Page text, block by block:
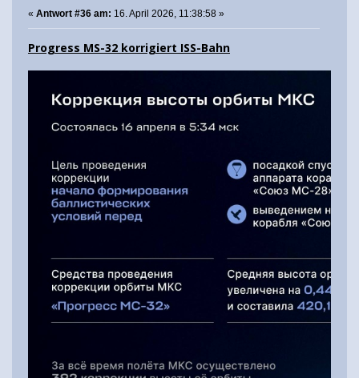
« Antwort #36 am: 16. April 2026, 11:38:58 »
Progress MS-32 korrigiert ISS-Bahn